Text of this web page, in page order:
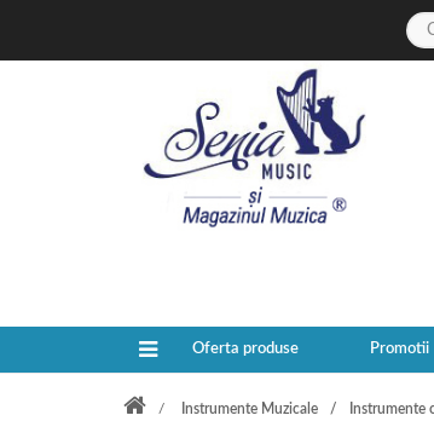
Oferta produse Promotii
Instrumente Muzicale Instrumente